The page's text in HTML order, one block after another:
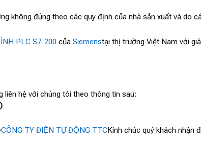
không đúng theo các quy định của nhà sản xuất và do
PLC S7-200 của Siemenstại thị trường Việt Nam với
liên hệ với chúng tôi theo thông tin sau:
CÔNG TY ĐIỆN TỰ ĐỘNG TTCKính chúc quý khách nhận